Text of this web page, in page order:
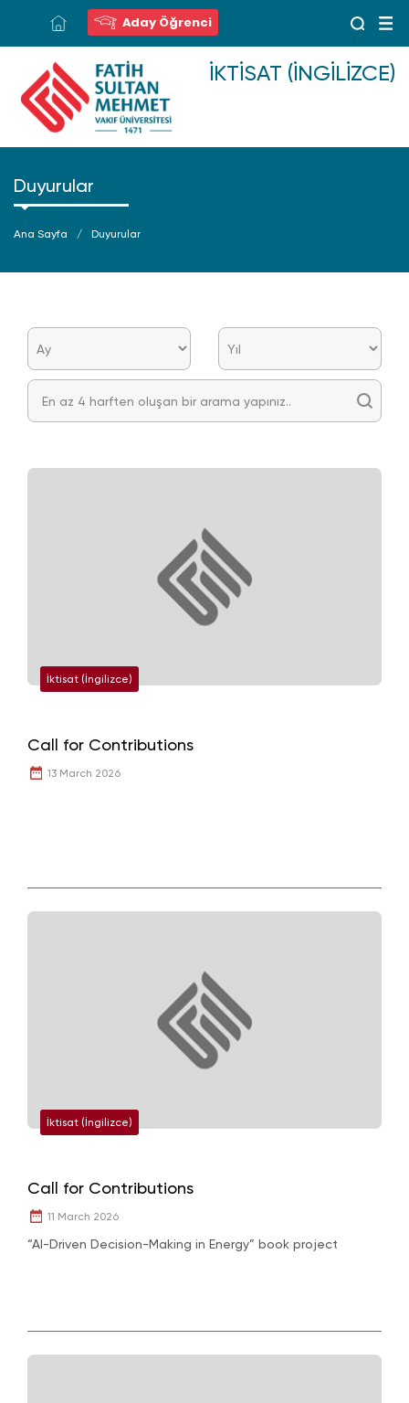
Aday Öğrenci
İKTISAT (İNGILIZCE)
Duyurular
Ana Sayfa Duyurular
İktisat (İngilizce)
Call for Contributions
13 March 2026
İktisat (İngilizce)
Call for Contributions
11 March 2026
“AI-Driven Decision-Making in Energy” book project